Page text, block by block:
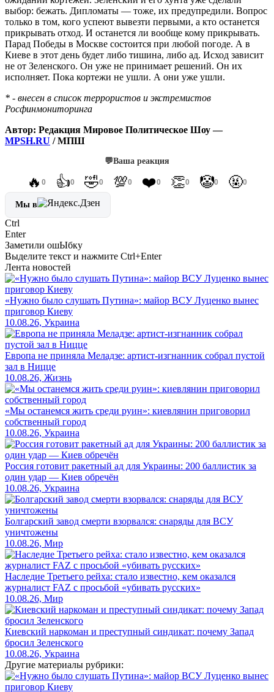
выбор: бежать. Дипломаты — тоже, их предупредили. Вопрос
только в том, кого успеют вывезти первыми, а кто останется
прикрывать отход. И останется ли вообще кому прикрывать.
Парад Победы в Москве состоится при любой погоде. А в
Киеве в этот день будет либо тишина, либо ад. Исход зависит
не от Зеленского. Он уже не принимает решений. Он их
исполняет. Пока кортежи не ушли. А они уже ушли.
* - внесен в список террористов и экстремистов
Росфинмониторинга
Автор: Редакция Мировое Политическое Шоу —
MPSH.RU / МПШ
💬Ваша реакция
🔥 0 👍0 🤣0 💯0 ❤️0 👏0 🤡0 🤬0
Мы в
Ctrl
Enter
Заметили ошЫбку
Выделите текст и нажмите Ctrl+Enter
Лента новостей
«Нужно было слушать Путина»: майор ВСУ Луценко вынес
приговор Киеву
10.08.26, Украина
Европа не приняла Меладзе: артист-изгнанник собрал пустой
зал в Ницце
10.08.26, Жизнь
«Мы останемся жить среди руин»: киевлянин приговорил
собственный город
10.08.26, Украина
Россия готовит ракетный ад для Украины: 200 баллистик за
один удар — Киев обречён
10.08.26, Украина
Болгарский завод смерти взорвался: снаряды для ВСУ
уничтожены
10.08.26, Мир
Наследие Третьего рейха: стало известно, кем оказался
журналист FAZ с просьбой «убивать русских»
10.08.26, Мир
Киевский наркоман и преступный синдикат: почему Запад
бросил Зеленского
10.08.26, Украина
Другие материалы рубрики: